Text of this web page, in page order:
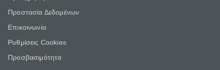
Προστασία Δεδομένων
Επικοινωνία
Ρυθμίσεις Cookies
Προσβασιμότητα